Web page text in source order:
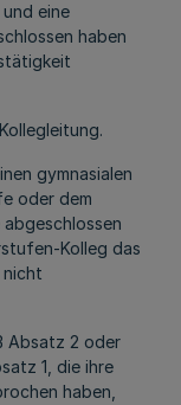
eine
haben
gymnasialen
oder dem
Kolleg das
nicht
Absatz 2 oder
1, die ihre
haben,